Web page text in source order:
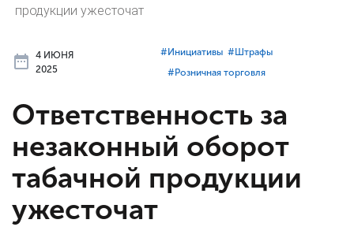
продукции ужесточат
4 ИЮНЯ
2025
#⁣Инициативы #⁣Штрафы
#⁣Розничная торговля
Ответственность за
незаконный оборот
табачной продукции
ужесточат